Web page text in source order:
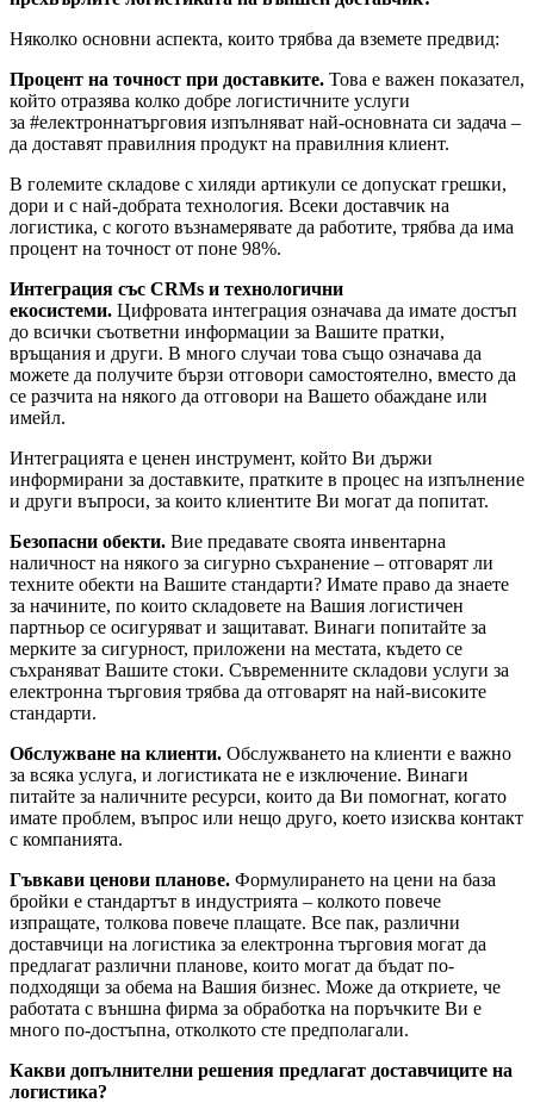
Няколко основни аспекта, които трябва да вземете предвид:
Процент на точност при доставките. Това е важен показател,
който отразява колко добре логистичните услуги
за #електроннатърговия изпълняват най-основната си задача –
да доставят правилния продукт на правилния клиент.
В големите складове с хиляди артикули се допускат грешки,
дори и с най-добрата технология. Всеки доставчик на
логистика, с когото възнамерявате да работите, трябва да има
процент на точност от поне 98%.
Интеграция със CRMs и технологични
екосистеми. Цифровата интеграция означава да имате достъп
до всички съответни информации за Вашите пратки,
връщания и други. В много случаи това също означава да
можете да получите бързи отговори самостоятелно, вместо да
се разчита на някого да отговори на Вашето обаждане или
имейл.
Интеграцията е ценен инструмент, който Ви държи
информирани за доставките, пратките в процес на изпълнение
и други въпроси, за които клиентите Ви могат да попитат.
Безопасни обекти. Вие предавате своята инвентарна
наличност на някого за сигурно съхранение – отговарят ли
техните обекти на Вашите стандарти? Имате право да знаете
за начините, по които складовете на Вашия логистичен
партньор се осигуряват и защитават. Винаги попитайте за
мерките за сигурност, приложени на местата, където се
съхраняват Вашите стоки. Съвременните складови услуги за
електронна търговия трябва да отговарят на най-високите
стандарти.
Обслужване на клиенти. Обслужването на клиенти е важно
за всяка услуга, и логистиката не е изключение. Винаги
питайте за наличните ресурси, които да Ви помогнат, когато
имате проблем, въпрос или нещо друго, което изисква контакт
с компанията.
Гъвкави ценови планове. Формулирането на цени на база
бройки е стандартът в индустрията – колкото повече
изпращате, толкова повече плащате. Все пак, различни
доставчици на логистика за електронна търговия могат да
предлагат различни планове, които могат да бъдат по-
подходящи за обема на Вашия бизнес. Може да откриете, че
работата с външна фирма за обработка на поръчките Ви е
много по-достъпна, отколкото сте предполагали.
Какви допълнителни решения предлагат доставчиците на
логистика?